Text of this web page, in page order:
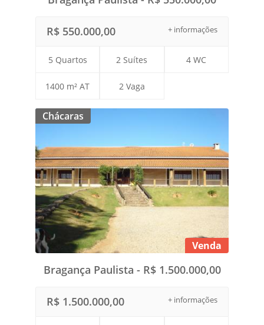
+ informações
R$ 550.000,00
5 Quartos 2 Suítes 4 WC
1400 m² AT 2 Vaga
Chácaras
Venda
Bragança Paulista - R$ 1.500.000,00
+ informações
R$ 1.500.000,00